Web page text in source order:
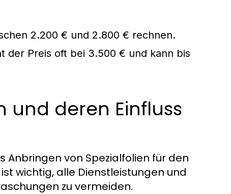
2.200 € und 2.800 € rechnen.
der Preis oft bei 3.500 € und kann bis
und deren Einfluss
Anbringen von Spezialfolien für den
wichtig, alle Dienstleistungen und
zu vermeiden.